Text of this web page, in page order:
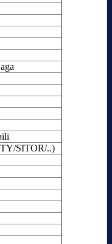
SITOR/..)